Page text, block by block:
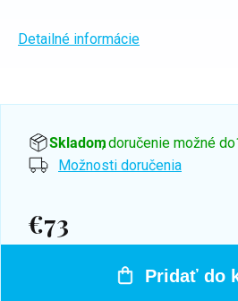
Detailné informácie
Skladom, doručenie možné do
Možnosti doručenia
€73
Jednotková
Pridať do